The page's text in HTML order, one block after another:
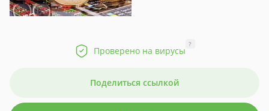
Проверено на вирусы
?
Поделиться ссылкой